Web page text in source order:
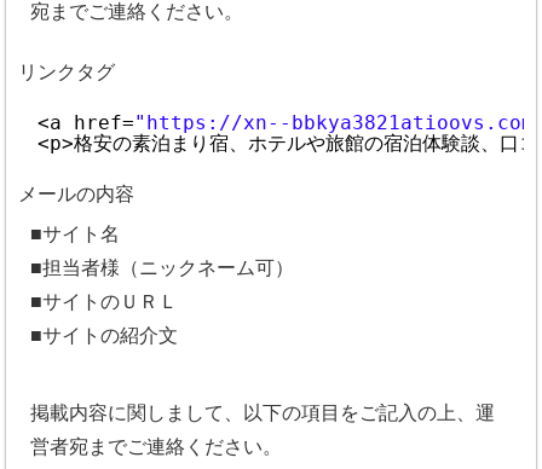
宛までご連絡ください。
リンクタグ
<a href="https://xn--
<p>格安の素泊まり宿、ホテルや旅館の宿泊体験談、口
メールの内容
■サイト名
■担当者様（ニックネーム可）
■サイトのＵＲＬ
■サイトの紹介文
掲載内容に関しまして、以下の項目をご記入の上、運
営者宛までご連絡ください。